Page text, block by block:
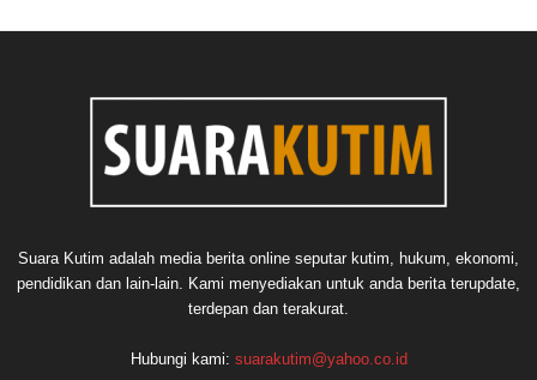
Suara Kutim adalah media berita online seputar kutim, hukum, ekonomi,
pendidikan dan lain-lain. Kami menyediakan untuk anda berita terupdate,
terdepan dan terakurat.
Hubungi kami: suarakutim@yahoo.co.id